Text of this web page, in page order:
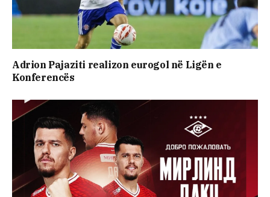
Adrion Pajaziti realizon eurogol në Ligën e
Konferencës